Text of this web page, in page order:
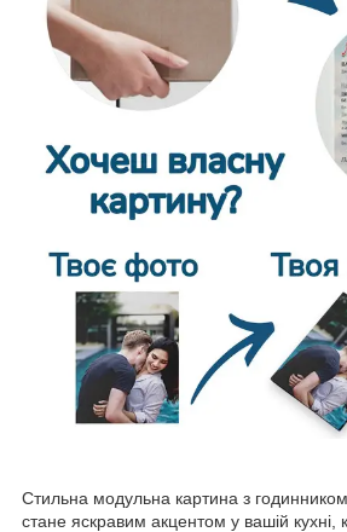
Стильна модульна картина з годинником
стане яскравим акцентом у вашій кухні,